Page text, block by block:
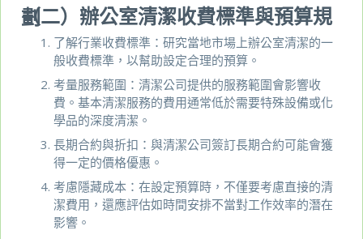
（二）辦公室清潔收費標準與預算規劃
了解行業收費標準：研究當地市場上辦公室清潔的一
般收費標準，以幫助設定合理的預算。
考量服務範圍：清潔公司提供的服務範圍會影響收
費。基本清潔服務的費用通常低於需要特殊設備或化
學品的深度清潔。
長期合約與折扣：與清潔公司簽訂長期合約可能會獲
得一定的價格優惠。
考慮隱藏成本：在設定預算時，不僅要考慮直接的清
潔費用，還應評估如時間安排不當對工作效率的潛在
影響。